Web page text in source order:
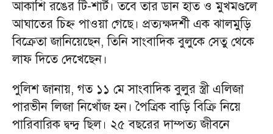
আকাশি রঙের টি-শার্ট। তবে তার ডান হাত ও মুখমণ্ডলে
আঘাতের চিহ্ন পাওয়া গেছে। প্রত্যক্ষদর্শী এক ঝালমুড়ি
বিক্রেতা জানিয়েছেন, তিনি সাংবাদিক বুলুকে সেতু থেকে
লাফ দিতে দেখেছেন।
পুলিশ জানায়, গত ১১ মে সাংবাদিক বুলুর স্ত্রী এলিজা
পারভীন লিজা নিখোঁজ হন। পৈত্রিক বাড়ি বিক্রি নিয়ে
পারিবারিক দ্বন্দ্ব ছিল। ২৫ বছরের দাম্পত্য জীবনে